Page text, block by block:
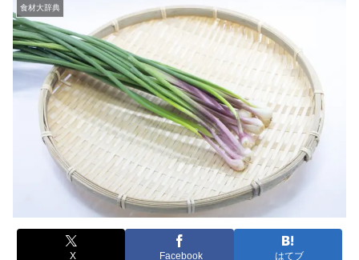
食材大辞典
X Facebook はてブ